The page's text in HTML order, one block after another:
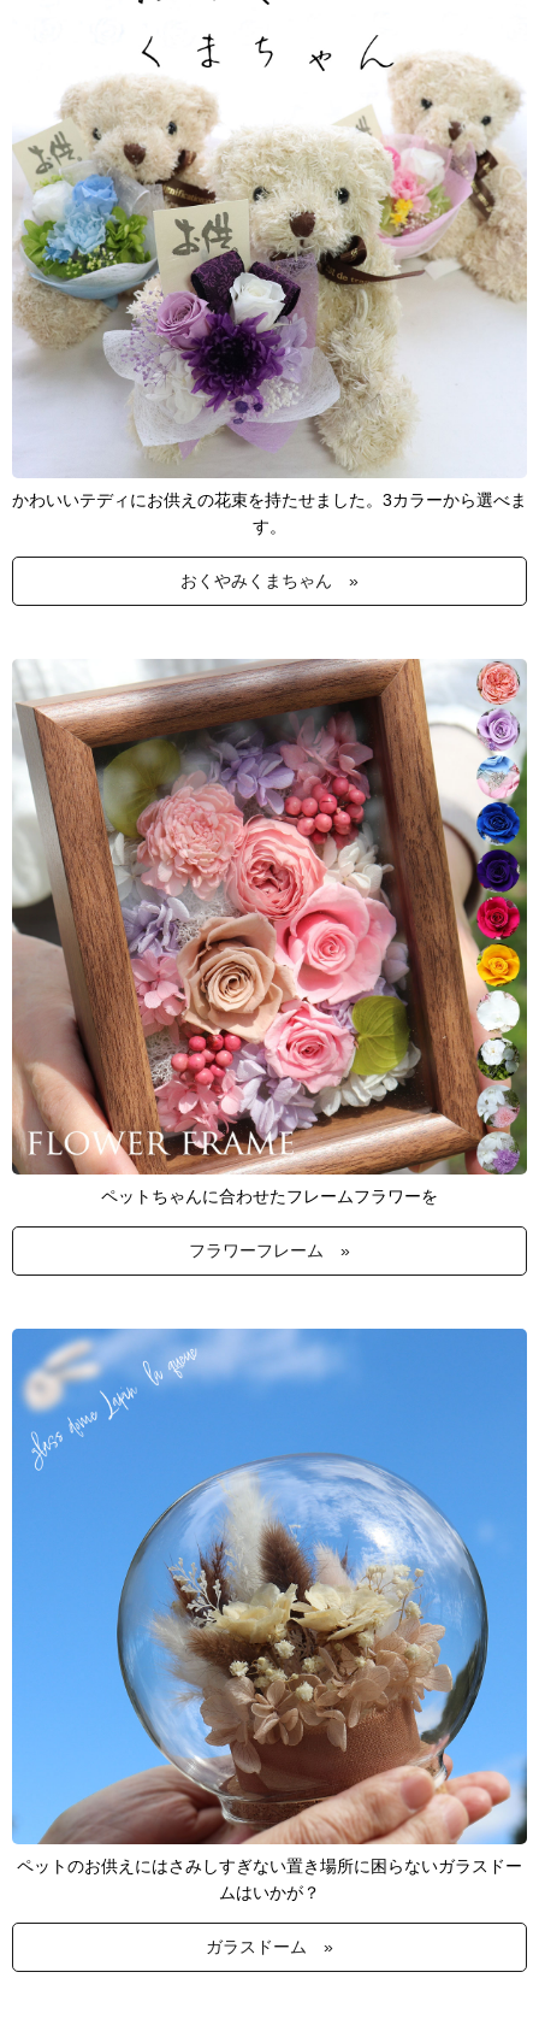
かわいいテディにお供えの花束を持たせました。3カラーから選べま
す。
おくやみくまちゃん »
ペットちゃんに合わせたフレームフラワーを
フラワーフレーム »
ペットのお供えにはさみしすぎない置き場所に困らないガラスドー
ムはいかが？
ガラスドーム »